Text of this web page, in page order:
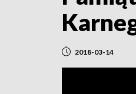
2018-03-14